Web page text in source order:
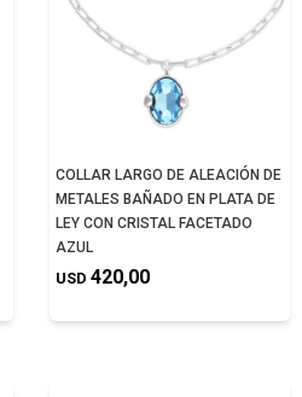
COLLAR LARGO DE ALEACIÓN DE
METALES BAÑADO EN PLATA DE
LEY CON CRISTAL FACETADO
AZUL
USD 420,00